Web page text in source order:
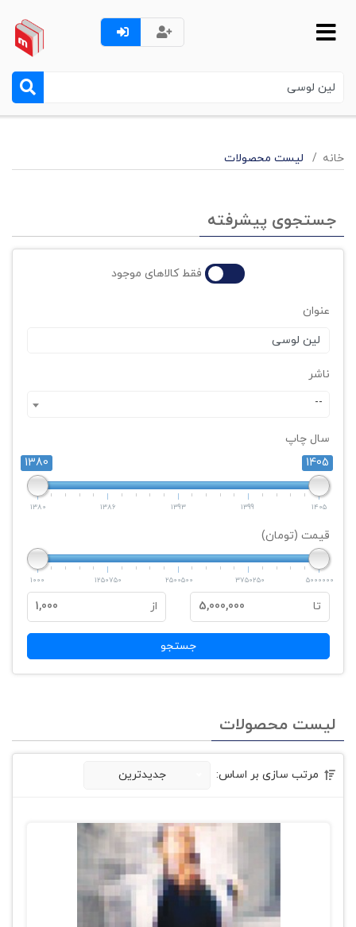
خانه لیست محصولات
جستجوی پیشرفته
فقط کالاهای موجود
عنوان
ناشر
--
سال چاپ
1380
1405
1380 1386 1393 1399 1405
قیمت (تومان)
1000 1250750 2500500 3750250 5000000
تا 5,000,000 از 1,000
جستجو
لیست محصولات
مرتب سازی بر اساس: جدیدترین